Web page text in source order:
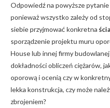
Odpowiedź na powyższe
ponieważ wszystko zależy od
siebie przyjmować konkretna
sporządzenie projektu muru
House lub innej firmy
dokładności obliczeń ciężarów,
oporową i ocenią czy w
lekka konstrukcja, czy może
zbrojeniem?